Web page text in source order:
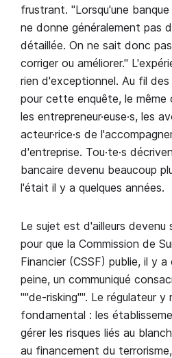
frustrant. "Lorsqu'une
ne donne généralement pas
détaillée. On ne sait donc
corriger ou améliorer."
rien d'exceptionnel. Au fil
pour cette enquête, le
les entrepreneur·euse·s, les
acteur·rice·s de
d'entreprise. Tou·te·s
bancaire devenu beaucoup
l'était il y a quelques années.
Le sujet est d'ailleurs devenu
pour que la Commission de
Financier (CSSF) publie, il y a
peine, un communiqué
""de-risking"". Le régulateur y
fondamental : les
gérer les risques liés au
au financement du